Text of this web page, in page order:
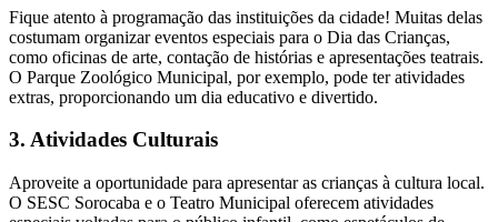
Fique atento à programação das instituições da cidade! Muitas delas
costumam organizar eventos especiais para o Dia das Crianças,
como oficinas de arte, contação de histórias e apresentações teatrais.
O Parque Zoológico Municipal, por exemplo, pode ter atividades
extras, proporcionando um dia educativo e divertido.
3. Atividades Culturais
Aproveite a oportunidade para apresentar as crianças à cultura local.
O SESC Sorocaba e o Teatro Municipal oferecem atividades